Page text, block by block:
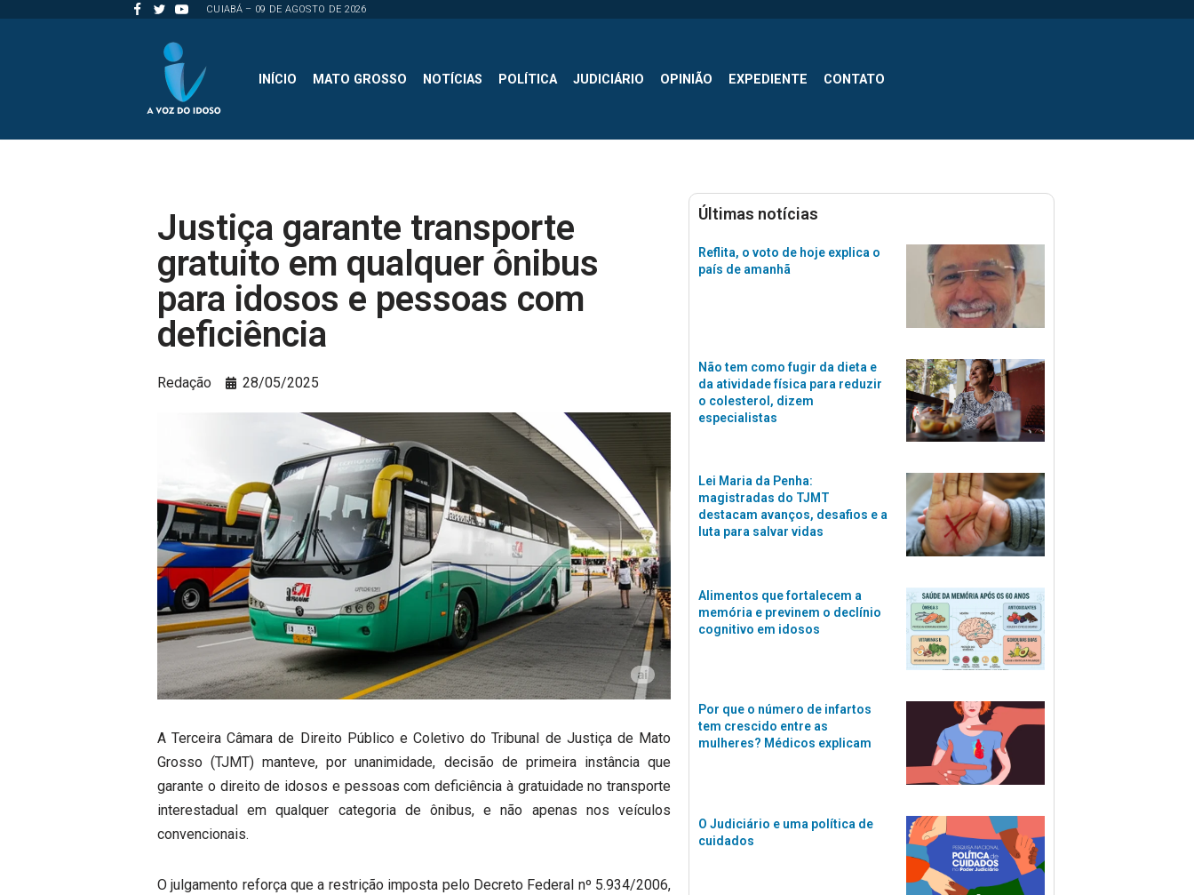
CUIABÁ – 09 DE AGOSTO DE 2026
INÍCIO MATO GROSSO NOTÍCIAS POLÍTICA JUDICIÁRIO OPINIÃO EXPEDIENTE CONTATO
Justiça garante transporte
gratuito em qualquer ônibus
para idosos e pessoas com
deficiência
Redação 28/05/2025
A Terceira Câmara de Direito Público e Coletivo do Tribunal de Justiça de Mato
Grosso (TJMT) manteve, por unanimidade, decisão de primeira instância que
garante o direito de idosos e pessoas com deficiência à gratuidade no transporte
interestadual em qualquer categoria de ônibus, e não apenas nos veículos
convencionais.
O julgamento reforça que a restrição imposta pelo Decreto Federal nº 5.934/2006,
Últimas notícias
Reflita, o voto de hoje explica o
país de amanhã
Não tem como fugir da dieta e
da atividade física para reduzir
o colesterol, dizem
especialistas
Lei Maria da Penha:
magistradas do TJMT
destacam avanços, desafios e a
luta para salvar vidas
Alimentos que fortalecem a
memória e previnem o declínio
cognitivo em idosos
Por que o número de infartos
tem crescido entre as
mulheres? Médicos explicam
O Judiciário e uma política de
cuidados